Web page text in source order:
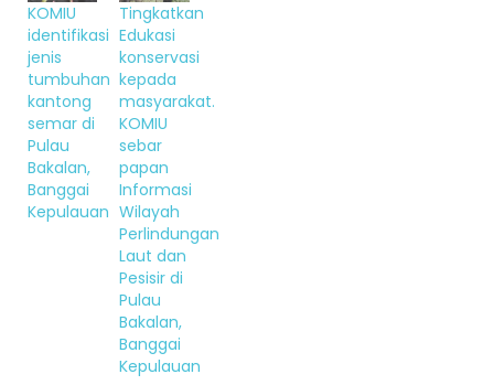
KOMIU
identifikasi
jenis
tumbuhan
kantong
semar di
Pulau
Bakalan,
Banggai
Kepulauan
Tingkatkan
Edukasi
konservasi
kepada
masyarakat.
KOMIU
sebar
papan
Informasi
Wilayah
Perlindungan
Laut dan
Pesisir di
Pulau
Bakalan,
Banggai
Kepulauan